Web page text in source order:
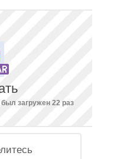
загружен 22 раз